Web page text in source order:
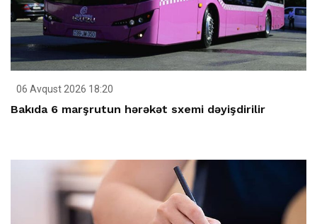
06 Avqust 2026 18:20
Bakıda 6 marşrutun hərəkət sxemi dəyişdirilir